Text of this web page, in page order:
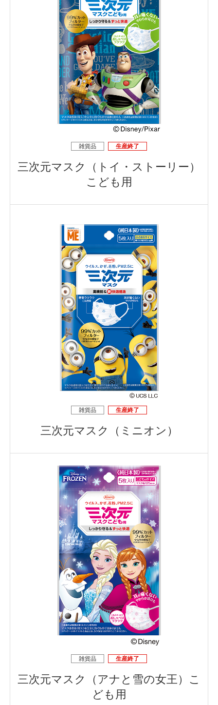
雑貨品 生産終了
三次元マスク（トイ・ストーリー）
こども用
雑貨品 生産終了
三次元マスク（ミニオン）
雑貨品 生産終了
三次元マスク（アナと雪の女王）こ
ども用